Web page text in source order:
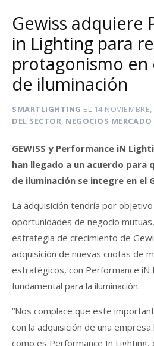
Gewiss adquiere
in Lighting para
protagonismo en
de iluminación
SMARTLIGHTING EL 14
DEL SECTOR, NEGOCIOS MERCADO
GEWISS y Performance iN
han llegado a un acuerdo para
de iluminación se integre en el
La adquisición tendría por
oportunidades de negocio
estrategia de crecimiento de
adquisición de nuevas cuotas de
estratégicos, con Performance iN
fundamental para la iluminación.
“Nos complace que este
con la adquisición de una
como es Performance In Lighting,